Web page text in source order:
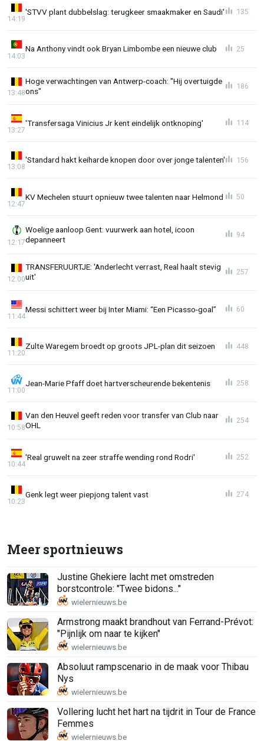
'STVV plant dubbelslag: terugkeer smaakmaker en Saudi'
14:19
135
Na Anthony vindt ook Bryan Limbombe een nieuwe club
14:03
25
Hoge verwachtingen van Antwerp-coach: "Hij overtuigde
ons"
13:48
186
'Transfersaga Vinicius Jr kent eindelijk ontknoping'
13:27
114
'Standard hakt keiharde knopen door over jonge talenten'
13:08
156
KV Mechelen stuurt opnieuw twee talenten naar Helmond
12:47
50
Woelige aanloop Gent: vuurwerk aan hotel, icoon
depanneert
12:17
94
TRANSFERUURTJE: 'Anderlecht verrast, Real haalt stevig
uit'
12:00
257
Messi schittert weer bij Inter Miami: “Een Picasso-goal”
11:44
60
Zulte Waregem broedt op groots JPL-plan dit seizoen
11:20
448
Jean-Marie Pfaff doet hartverscheurende bekentenis
11:00
258
Van den Heuvel geeft reden voor transfer van Club naar
OHL
10:58
254
'Real gruwelt na zeer straffe wending rond Rodri'
10:44
252
Genk legt weer piepjong talent vast
10:23
274
Meer sportnieuws
Justine Ghekiere lacht met omstreden
borstcontrole: "Twee bidons..."
Armstrong maakt brandhout van Ferrand-Prévot:
"Pijnlijk om naar te kijken"
Absoluut rampscenario in de maak voor Thibau
Nys
Vollering lucht het hart na tijdrit in Tour de France
Femmes